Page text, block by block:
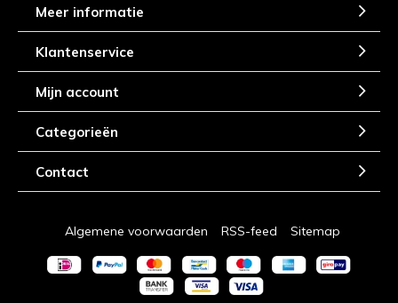
Meer informatie
Klantenservice
Mijn account
Categorieën
Contact
Algemene voorwaarden RSS-feed Sitemap